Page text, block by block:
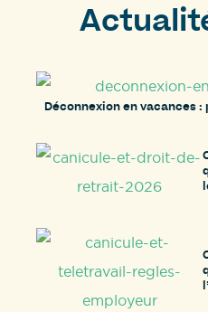
Déconnexion en vacances